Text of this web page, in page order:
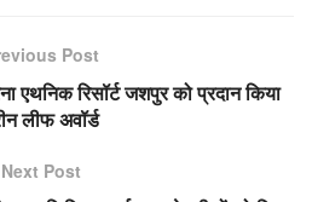
Post
एथनिक रिसॉर्ट जशपुर को प्रदान किया
लीफ अवॉर्ड
Next Post